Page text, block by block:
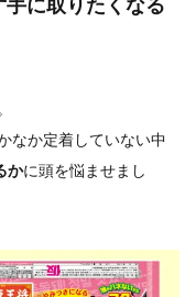
なか定着していない中
かに頭を悩ませまし